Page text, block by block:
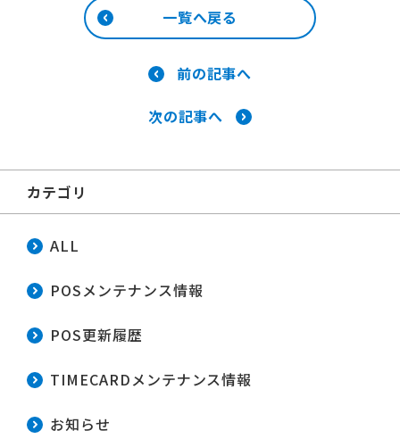
一覧へ戻る
前の記事へ
次の記事へ
カテゴリ
ALL
POSメンテナンス情報
POS更新履歴
TIMECARDメンテナンス情報
お知らせ